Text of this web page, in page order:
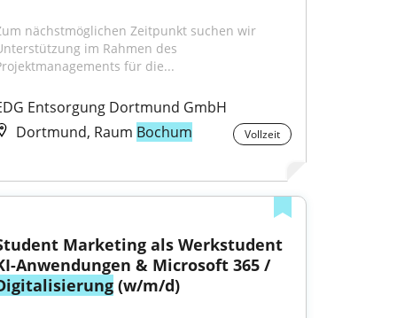
nächstmöglichen Zeitpunkt suchen wir
im Rahmen des
für die...
Entsorgung Dortmund GmbH
Dortmund, Raum Bochum Vollzeit
Marketing als Werkstudent
KI-Anwendungen & Microsoft 365 /
(w/m/d)